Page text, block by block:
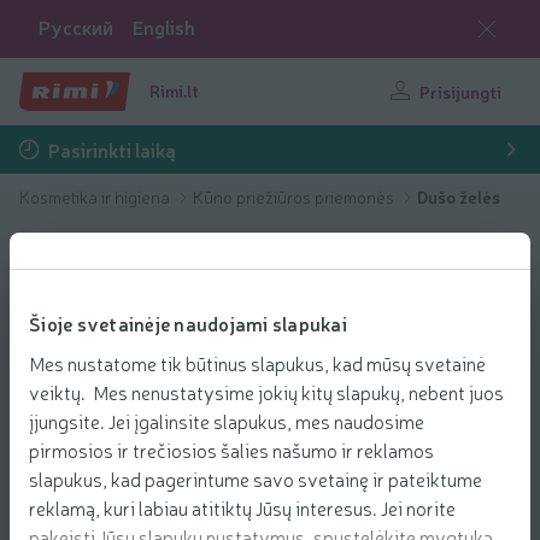
Šioje svetainėje naudojami slapukai
Mes nustatome tik būtinus slapukus, kad mūsų svetainė
veiktų. Mes nenustatysime jokių kitų slapukų, nebent juos
įjungsite. Jei įgalinsite slapukus, mes naudosime
pirmosios ir trečiosios šalies našumo ir reklamos
slapukus, kad pagerintume savo svetainę ir pateiktume
reklamą, kuri labiau atitiktų Jūsų interesus. Jei norite
Русский English
Rimi.lt Prisijungti
Pasirinkti laiką
Kosmetika ir higiena Kūno priežiūros priemonės Dušo želės